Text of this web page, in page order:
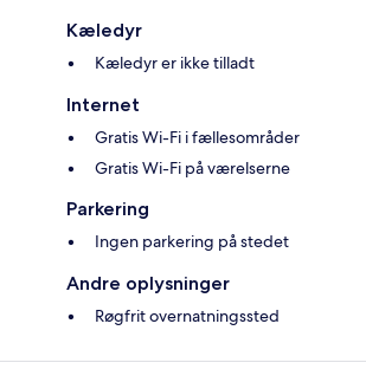
Kæledyr
Kæledyr er ikke tilladt
Internet
Gratis Wi-Fi i fællesområder
Gratis Wi-Fi på værelserne
Parkering
Ingen parkering på stedet
Andre oplysninger
Røgfrit overnatningssted